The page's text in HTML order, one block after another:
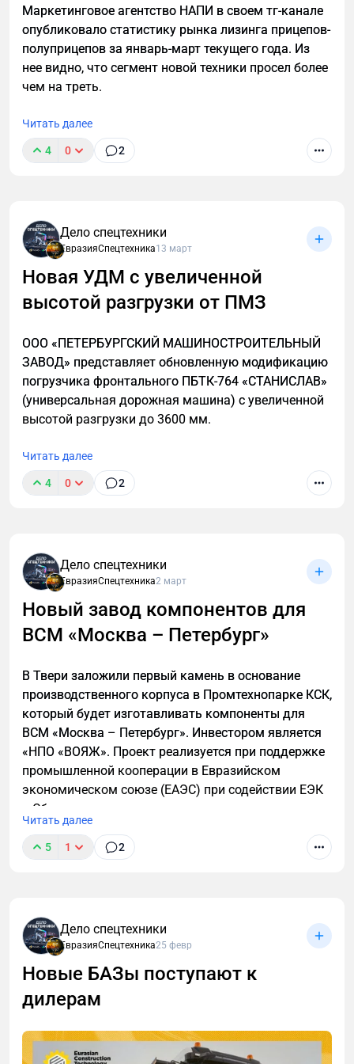
Маркетинговое агентство НАПИ в своем тг-канале
опубликовало статистику рынка лизинга прицепов-
полуприцепов за январь-март текущего года. Из
нее видно, что сегмент новой техники просел более
чем на треть.
Читать далее
4 0 2
Дело спецтехники
ЕвразияСпецтехника13 март
Новая УДМ с увеличенной
высотой разгрузки от ПМЗ
ООО «ПЕТЕРБУРГСКИЙ МАШИНОСТРОИТЕЛЬНЫЙ
ЗАВОД» представляет обновленную модификацию
погрузчика фронтального ПБТК-764 «СТАНИСЛАВ»
(универсальная дорожная машина) с увеличенной
высотой разгрузки до 3600 мм.
Читать далее
4 0 2
Дело спецтехники
ЕвразияСпецтехника2 март
Новый завод компонентов для
ВСМ «Москва – Петербург»
В Твери заложили первый камень в основание
производственного корпуса в Промтехнопарке КСК,
который будет изготавливать компоненты для
ВСМ «Москва – Петербург». Инвестором является
«НПО «ВОЯЖ». Проект реализуется при поддержке
промышленной кооперации в Евразийском
экономическом союзе (ЕАЭС) при содействии ЕЭК
и Сбера.
Читать далее
5 1 2
Дело спецтехники
ЕвразияСпецтехника25 февр
Новые БАЗы поступают к
дилерам